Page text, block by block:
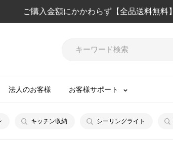
ご購入金額にかかわらず【全品送料無料】
法人のお客様 お客様サポート
キッチン収納 シーリングライト